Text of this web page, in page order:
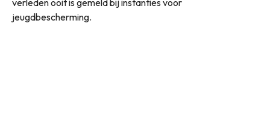
verleden ooit is gemeld bij instanties voor
jeugdbescherming.